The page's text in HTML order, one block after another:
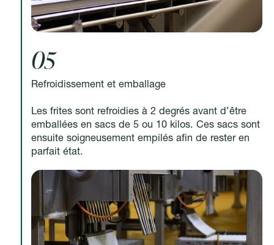
05
Refroidissement et emballage
Les frites sont refroidies à 2 degrés avant d’être
emballées en sacs de 5 ou 10 kilos. Ces sacs sont
ensuite soigneusement empilés afin de rester en
parfait état.